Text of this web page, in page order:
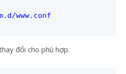
www.conf
đổi cho phù hợp.